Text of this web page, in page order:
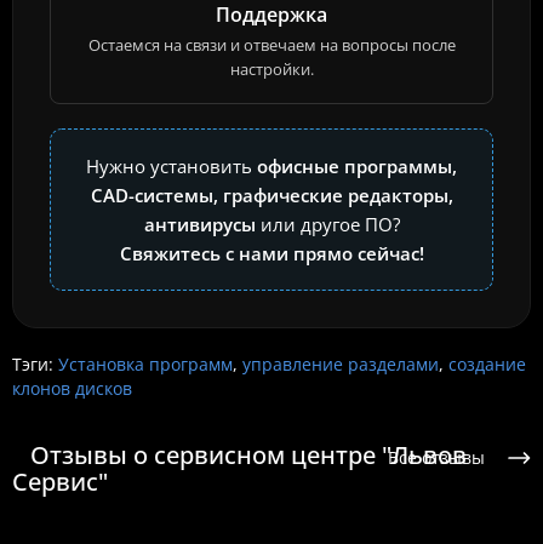
Поддержка
Остаемся на связи и отвечаем на вопросы после
настройки.
Нужно установить офисные программы,
CAD-системы, графические редакторы,
антивирусы или другое ПО?
Свяжитесь с нами прямо сейчас!
Тэги: Установка программ, управление разделами, создание
клонов дисков
Отзывы о сервисном центре "Львов
Сервис"
Все отзывы